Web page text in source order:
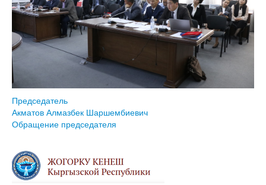
Председатель
Акматов Алмазбек Шаршембиевич
Обращение председателя